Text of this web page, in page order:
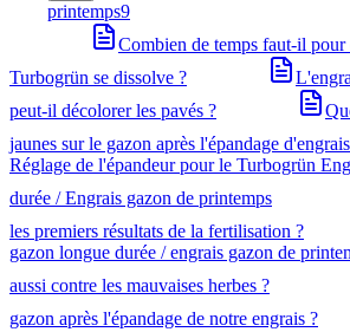
printemps9
Combien de temps faut-il pour
Turbogrün se dissolve ?
peut-il décolorer les pavés ?
jaunes sur le gazon après l'épandage
Réglage de l'épandeur pour le Turbogrün
durée / Engrais gazon de printemps
les premiers résultats de la fertilisation ?
gazon longue durée / engrais gazon de
aussi contre les mauvaises herbes ?
gazon après l'épandage de notre engrais ?